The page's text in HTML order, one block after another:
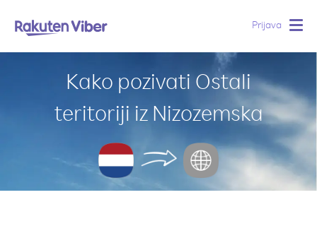
Prijava
Kako pozivati Ostali
teritoriji iz Nizozemska